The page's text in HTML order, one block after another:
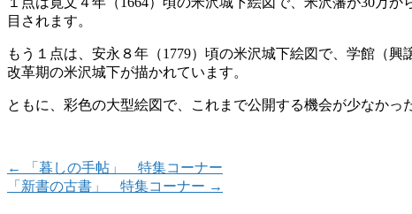
目されます。
もう１点は、安永８年（1779）頃の米沢城下絵図で、学館（
改革期の米沢城下が描かれています。
ともに、彩色の大型絵図で、これまで公開する機会が少なかっ
←
「暮しの手帖」 特集コーナー
「新書の古書」 特集コーナー →